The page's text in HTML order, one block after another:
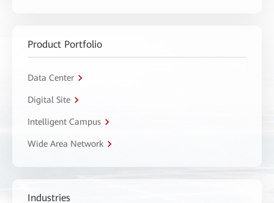
Product Portfolio
Data Center
Digital Site
Intelligent Campus
Wide Area Network
Industries